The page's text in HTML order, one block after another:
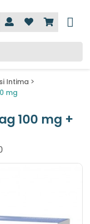
Intima
mg
100 mg +